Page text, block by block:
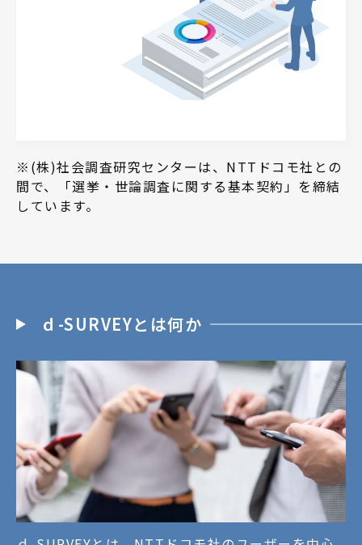
※(株)社会調査研究センターは、NTTドコモ社との
間で、「選挙・世論調査に関する基本契約」を締結
しています。
ｄ-SURVEYとは何か